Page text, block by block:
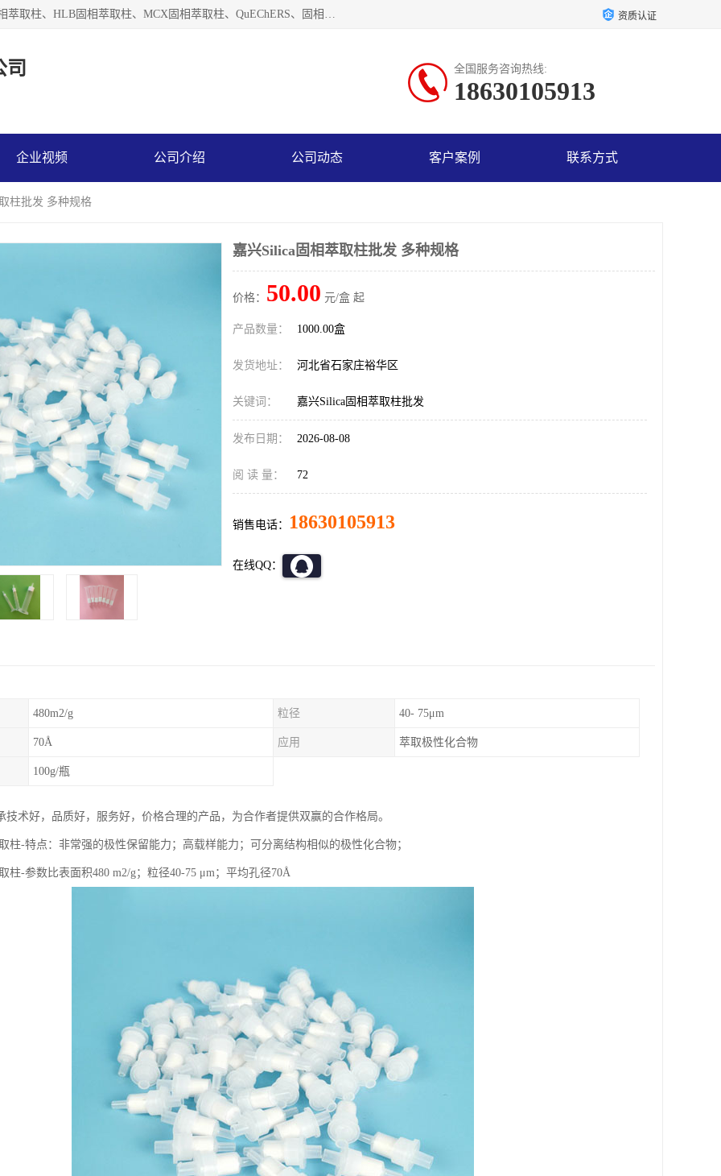
河北艺心逸意科技有限公司主营：C18固相萃取柱、Florisil固相萃取柱、HLB固相萃取柱、MCX固相萃取柱、QuEChERS、固相萃取空柱、针式过滤器 、固相萃取柱、黄曲霉毒素亲和柱。全国咨询热线：18630105913。河北艺心逸意科技有限公司接受来样定做，我们秉承着“顾客至上，锐意进取”的经营理念，坚持客户至上的原则为广大客户提供优质的服务，欢迎广大客户惠顾！免费咨询！ 资质认证
司 全国服务咨询热线:
18630105913
企业视频 公司介绍 公司动态 客户案例 联系方式
柱批发 多种规格
嘉兴Silica固相萃取柱批发 多种规格
价格： 50.00 元/盒 起
产品数量： 1000.00盒
发货地址： 河北省石家庄裕华区
关键词： 嘉兴Silica固相萃取柱批发
发布日期： 2026-08-08
阅 读 量： 72
销售电话： 18630105913
在线QQ：
480m2/g 粒径 40- 75μm
70Å 应用 萃取极性化合物
100g/瓶
技术好，品质好，服务好，价格合理的产品，为合作者提供双赢的合作格局。
柱-特点：非常强的极性保留能力；高载样能力；可分离结构相似的极性化合物；
柱-参数比表面积480 m2/g；粒径40-75 μm；平均孔径70Å